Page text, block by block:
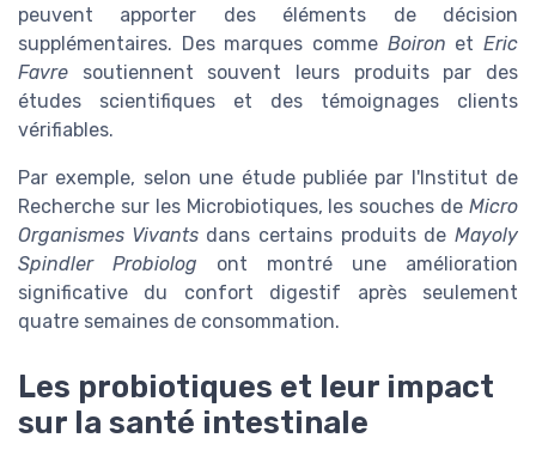
peuvent apporter des éléments de décision
supplémentaires. Des marques comme Boiron etEric
Favre soutiennent souvent leurs produits par des
études scientifiques et des témoignages clients
vérifiables.
Par exemple, selon une étude publiée par l'Institut de
Recherche sur les Microbiotiques, les souches de Micro
Organismes Vivantsdans certains produits deMayoly
Spindler Probiolog ont montré une amélioration
significative du confort digestif après seulement
quatre semaines de consommation.
Les probiotiques et leur impact
sur la santé intestinale